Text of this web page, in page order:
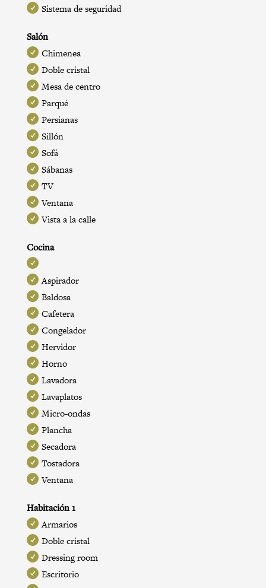
Sistema de seguridad
Salón
Chimenea
Doble cristal
Mesa de centro
Parqué
Persianas
Sillón
Sofá
Sábanas
TV
Ventana
Vista a la calle
Cocina
Aspirador
Baldosa
Cafetera
Congelador
Hervidor
Horno
Lavadora
Lavaplatos
Micro-ondas
Plancha
Secadora
Tostadora
Ventana
Habitación 1
Armarios
Doble cristal
Dressing room
Escritorio